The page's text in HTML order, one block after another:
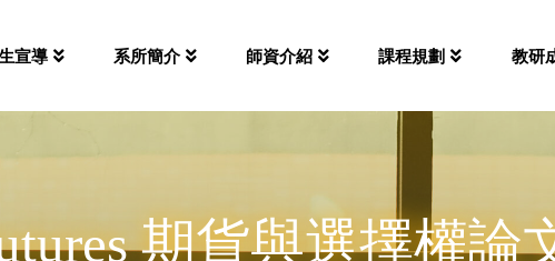
宣導 系所簡介 師資介紹 課程規劃 教研
期貨與選擇權論